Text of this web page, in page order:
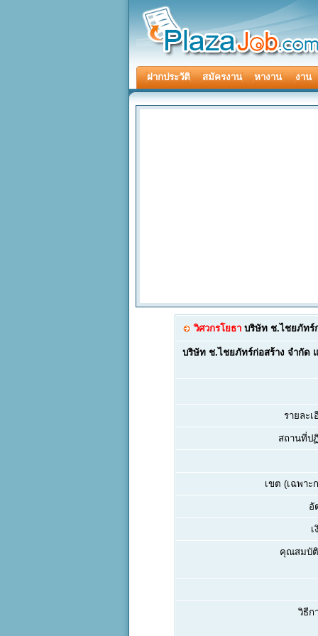
ฝากประวัติ สมัครงาน หางาน งาน
วิศวกรโยธา บริษัท ช.ไชยภัทร์
บริษัท ช.ไชยภัทร์ก่อสร้าง จำกัด
รายละ
สถานที่ป
เขต (เฉพาะ
อั
คุณสมบั
วิธีก